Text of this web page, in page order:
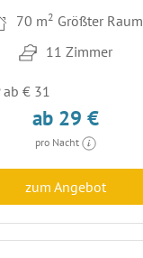
70 m2 Größter Raum
11 Zimmer
ab € 31
ab 29 €
pro Nacht
zum Angebot